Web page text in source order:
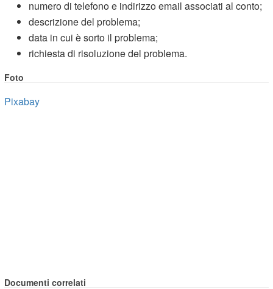
numero di telefono e indirizzo email associati al conto;
descrizione del problema;
data in cui è sorto il problema;
richiesta di risoluzione del problema.
Foto
Pixabay
Documenti correlati